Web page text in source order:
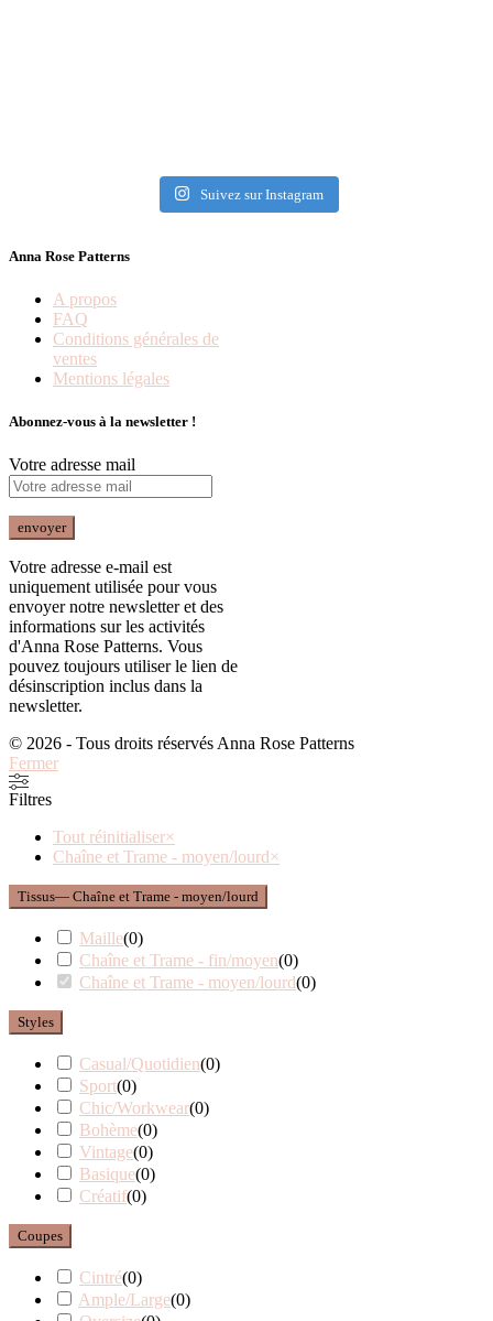
Suivez sur Instagram
Anna Rose Patterns
A propos
FAQ
Conditions générales de
ventes
Mentions légales
Abonnez-vous à la newsletter !
Votre adresse mail
Votre adresse e-mail est
uniquement utilisée pour vous
envoyer notre newsletter et des
informations sur les activités
d'Anna Rose Patterns. Vous
pouvez toujours utiliser le lien de
désinscription inclus dans la
newsletter.
© 2026 - Tous droits réservés Anna Rose Patterns
Fermer
Filtres
Tout réinitialiser×
Chaîne et Trame - moyen/lourd×
Tissus— Chaîne et Trame - moyen/lourd
Maille(0)
Chaîne et Trame - fin/moyen(0)
Chaîne et Trame - moyen/lourd(0)
Styles
Casual/Quotidien(0)
Sport(0)
Chic/Workwear(0)
Bohème(0)
Vintage(0)
Basique(0)
Créatif(0)
Coupes
Cintré(0)
Ample/Large(0)